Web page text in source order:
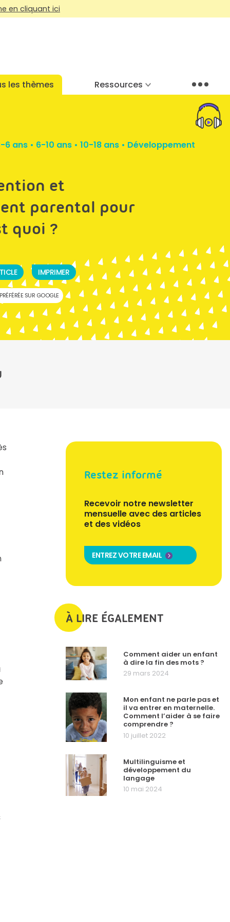
en cliquant ici
les thèmes Ressources Menu
6 ans• 6-10 ans• 10-18 ans• Développement
et
parental pour
quoi ?
IMPRIMER
SUR GOOGLE
Restez informé
Recevoir notre newsletter
mensuelle avec des articles
et des vidéos
ENTREZ VOTRE EMAIL
À LIRE ÉGALEMENT
Comment aider un enfant
à dire la fin des mots ?
29 mars 2024
Mon enfant ne parle pas et
il va entrer en maternelle.
Comment l’aider à se faire
comprendre ?
10 juillet 2022
Multilinguisme et
développement du
langage
10 mai 2024